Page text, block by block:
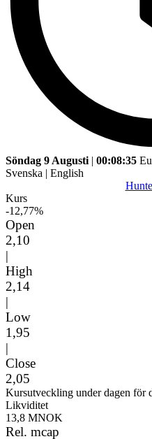
Söndag 9 Augusti | 00:08:35
Svenska | English
Kurs
-12,77%
Open
2,10
|
High
2,14
|
Low
1,95
|
Close
2,05
Kursutveckling under dagen för
Likviditet
13,8 MNOK
Rel. mcap